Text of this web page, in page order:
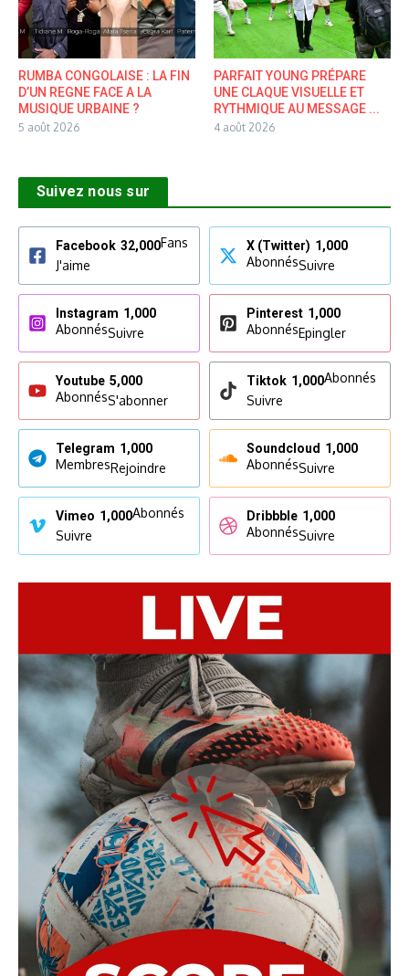
RUMBA CONGOLAISE : LA FIN
D’UN REGNE FACE A LA
MUSIQUE URBAINE ?
5 août 2026
PARFAIT YOUNG PRÉPARE
UNE CLAQUE VISUELLE ET
RYTHMIQUE AU MESSAGE ...
4 août 2026
Suivez nous sur
Facebook 32,000Fans
J'aime
X (Twitter) 1,000
AbonnésSuivre
Instagram 1,000
AbonnésSuivre
Pinterest 1,000
AbonnésEpingler
Youtube 5,000
AbonnésS'abonner
Tiktok 1,000Abonnés
Suivre
Telegram 1,000
MembresRejoindre
Soundcloud 1,000
AbonnésSuivre
Vimeo 1,000Abonnés
Suivre
Dribbble 1,000
AbonnésSuivre